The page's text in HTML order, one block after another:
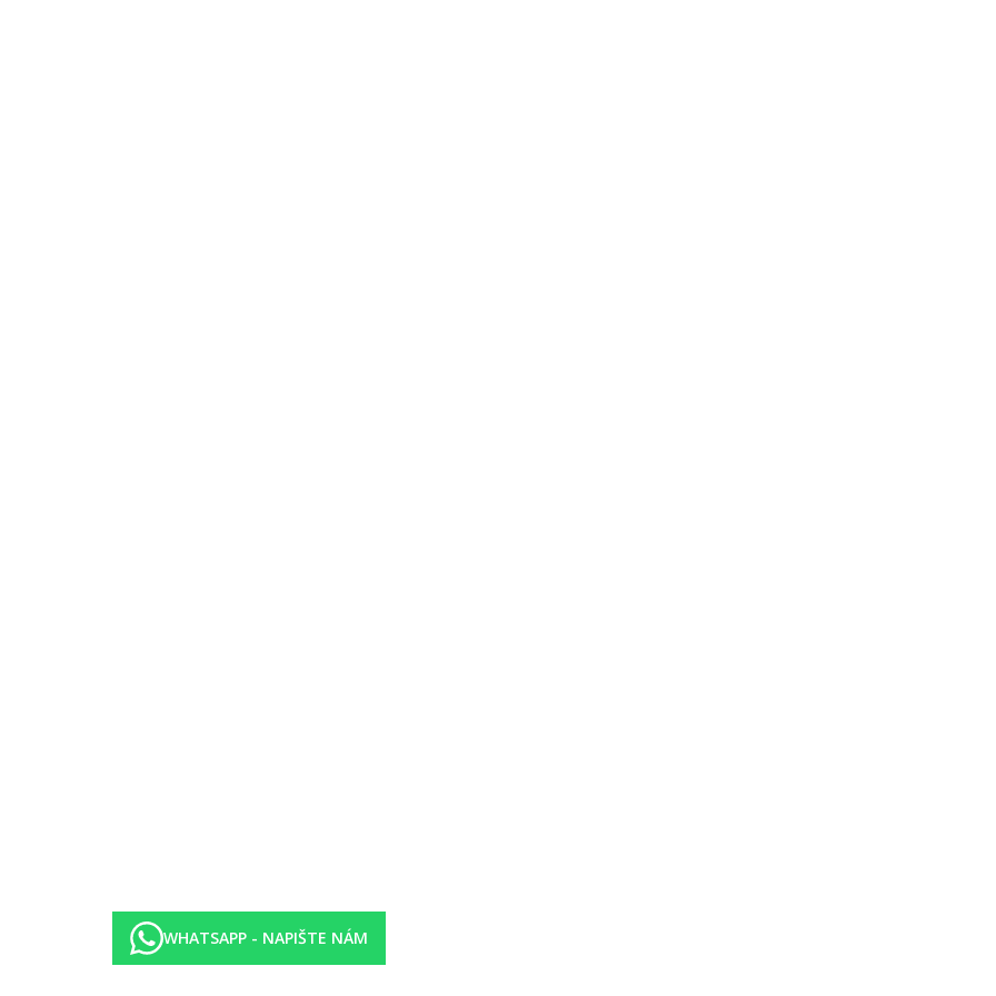
19.00-21.30 formou bufetu. U snídaně nealkoholické nápoje, káva, čaj, u oběda a večeře nealkoholické nápoje, pivo, víno.
(vše místní výroby, rozlévané), pivo, víno.
zmrzlina 10.30-17.00 a zákusky 16.00-17.30.
po předchozí rezervaci.
WHATSAPP - NAPIŠTE NÁM